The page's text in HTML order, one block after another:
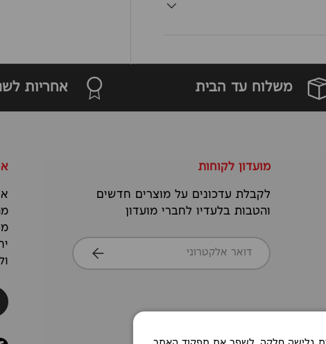
משלוח עד הבית אחריות
מועדון לקוחות
לקבלת עדכונים על מוצרים חדשים
והטבות בלעדיו לחברי מועדון
דואר אלקטרוני
הרשמה